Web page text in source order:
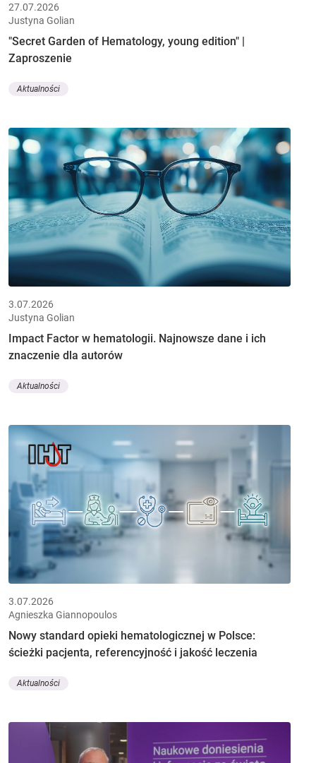
27.07.2026
Justyna Golian
"Secret Garden of Hematology, young edition" |
Zaproszenie
Aktualności
3.07.2026
Justyna Golian
Impact Factor w hematologii. Najnowsze dane i ich
znaczenie dla autorów
Aktualności
3.07.2026
Agnieszka Giannopoulos
Nowy standard opieki hematologicznej w Polsce:
ścieżki pacjenta, referencyjność i jakość leczenia
Aktualności